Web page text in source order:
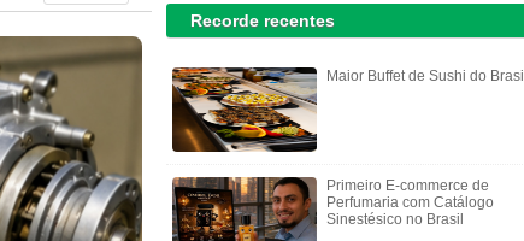
Recorde recentes
Maior Buffet de Sushi do Brasil
Primeiro E-commerce de
Perfumaria com Catálogo
Sinestésico no Brasil